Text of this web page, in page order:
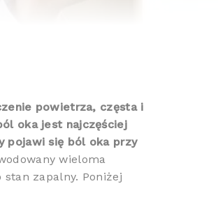
powietrza, częsta i
oka jest najczęściej
pojawi się ból oka przy
wieloma
zapalny. Poniżej